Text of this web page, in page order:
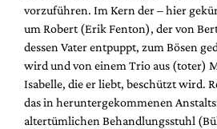
vorzuführen. Im Kern der – hier
um Robert (Erik Fenton), der von
dessen Vater entpuppt, zum Bösen
wird und von einem Trio aus (toter)
Isabelle, die er liebt, beschützt wird.
das in heruntergekommenen
altertümlichen Behandlungsstuhl